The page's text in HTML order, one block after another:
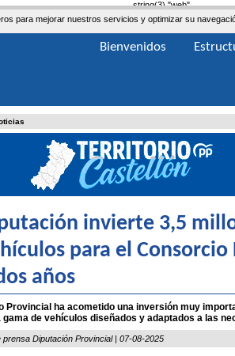
string(3) "web"
para mejorar nuestros servicios y optimizar su
invierte 3,5
para el
años
Provincial ha acometido una inversión muy
gama de vehículos diseñados y adaptados a las
prensa Diputación Provincial | 07-08-2025
Bienvenidos